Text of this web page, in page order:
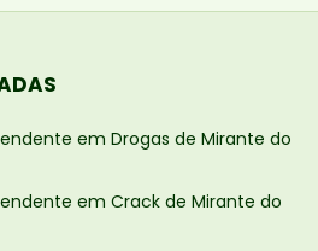
em Drogas de Mirante do
em Crack de Mirante do